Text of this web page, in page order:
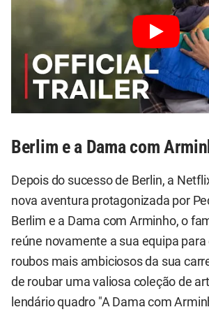
Berlim e a Dama com
Depois do sucesso de Berlin, a
nova aventura protagonizada por
Berlim e a Dama com Arminho, o
reúne novamente a sua equipa
roubos mais ambiciosos da sua
de roubar uma valiosa coleção de
lendário quadro "A Dama com